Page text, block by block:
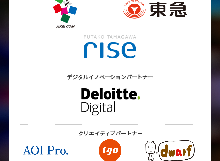
デジタルイノベーションパートナー
クリエイティブパートナー